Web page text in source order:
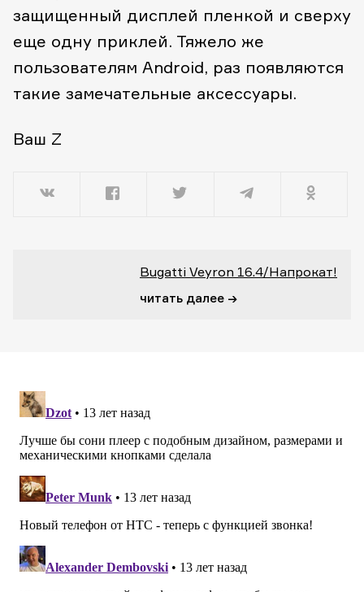
защищенный дисплей пленкой и сверху
еще одну приклей. Тяжело же
пользователям Android, раз появляются
такие замечательные аксессуары.
Ваш Z
Bugatti Veyron 16.4/Напрокат!
читать далее →